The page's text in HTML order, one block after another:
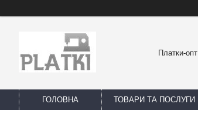
Платки-опт
ГОЛОВНА ТОВАРИ ТА ПОСЛУГИ